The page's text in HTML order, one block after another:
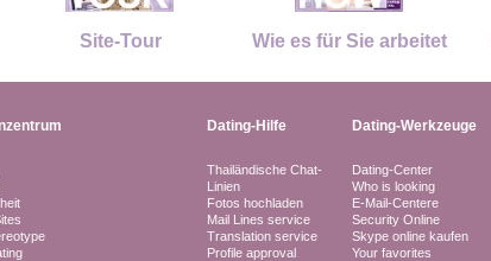
Site-Tour Wie es für Sie arbeitet
Dating-Hilfe Dating-Werkzeuge
Thailändische Chat-
Linien
Fotos hochladen
Mail Lines service
Translation service
Profile approval
Dating-Center
Who is looking
E-Mail-Centere
Security Online
Skype online kaufen
Your favorites